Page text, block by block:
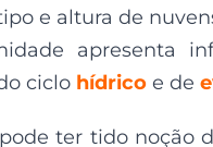
e altura de
apresenta
ciclo hídrico e de
ter tido noção